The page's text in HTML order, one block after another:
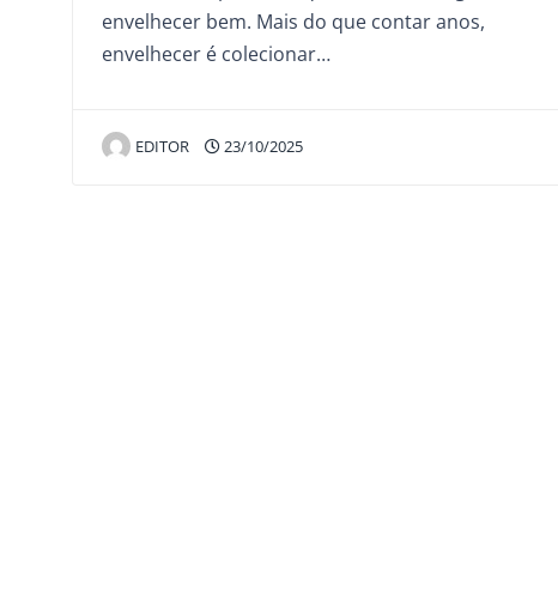
envelhecer bem. Mais do que contar anos,
envelhecer é colecionar…
EDITOR 23/10/2025